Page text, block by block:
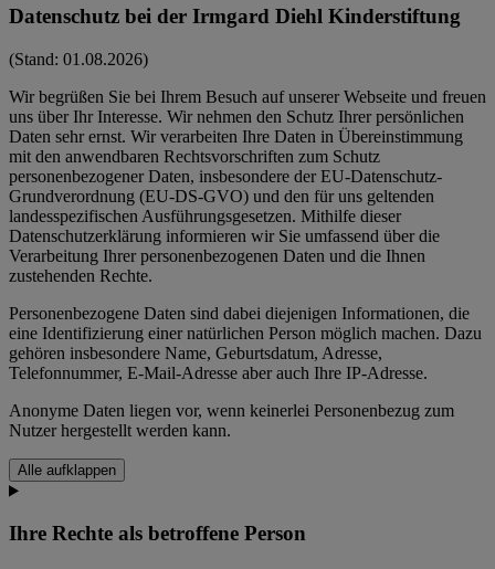
Datenschutz bei der Irmgard Diehl Kinderstiftung
(Stand: 01.08.2026)
Wir begrüßen Sie bei Ihrem Besuch auf unserer Webseite und freuen
uns über Ihr Interesse. Wir nehmen den Schutz Ihrer persönlichen
Daten sehr ernst. Wir verarbeiten Ihre Daten in Übereinstimmung
mit den anwendbaren Rechtsvorschriften zum Schutz
personenbezogener Daten, insbesondere der EU-Datenschutz-
Grundverordnung (EU-DS-GVO) und den für uns geltenden
landesspezifischen Ausführungsgesetzen. Mithilfe dieser
Datenschutzerklärung informieren wir Sie umfassend über die
Verarbeitung Ihrer personenbezogenen Daten und die Ihnen
zustehenden Rechte.
Personenbezogene Daten sind dabei diejenigen Informationen, die
eine Identifizierung einer natürlichen Person möglich machen. Dazu
gehören insbesondere Name, Geburtsdatum, Adresse,
Telefonnummer, E-Mail-Adresse aber auch Ihre IP-Adresse.
Anonyme Daten liegen vor, wenn keinerlei Personenbezug zum
Nutzer hergestellt werden kann.
Alle aufklappen
Ihre Rechte als betroffene Person